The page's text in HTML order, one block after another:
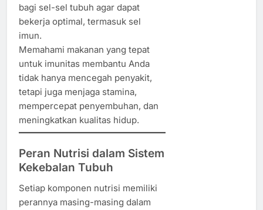
bagi sel-sel tubuh agar dapat
bekerja optimal, termasuk sel
imun.
Memahami makanan yang tepat
untuk imunitas membantu Anda
tidak hanya mencegah penyakit,
tetapi juga menjaga stamina,
mempercepat penyembuhan, dan
meningkatkan kualitas hidup.
Peran Nutrisi dalam Sistem
Kekebalan Tubuh
Setiap komponen nutrisi memiliki
perannya masing-masing dalam